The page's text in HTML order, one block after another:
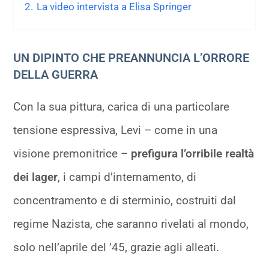
2. La video intervista a Elisa Springer
UN DIPINTO CHE PREANNUNCIA L’ORRORE
DELLA GUERRA
Con la sua pittura, carica di una particolare
tensione espressiva, Levi – come in una
visione premonitrice – prefigura l’orribile realtà
dei lager, i campi d’internamento, di
concentramento e di sterminio, costruiti dal
regime Nazista, che saranno rivelati al mondo,
solo nell’aprile del ’45, grazie agli alleati.